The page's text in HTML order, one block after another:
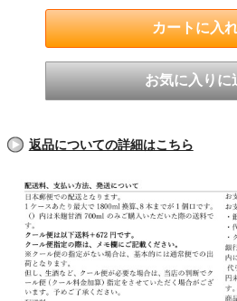
返品についての詳細はこちら